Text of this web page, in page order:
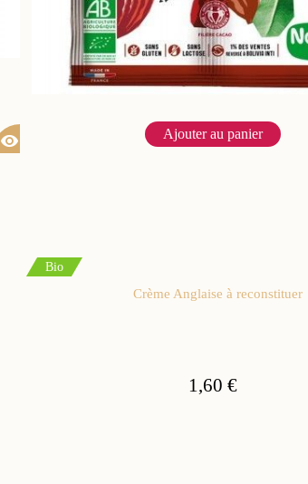
visibility Ajouter au panier
Bio
Crème Anglaise à reconstituer
1,60 €